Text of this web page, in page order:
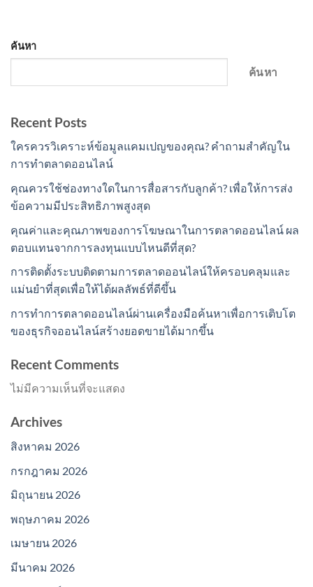
ค้นหา
ค้นหา
Recent Posts
ใครควรวิเคราะห์ข้อมูลแคมเปญของคุณ? คำถามสำคัญใน
การทำตลาดออนไลน์
คุณควรใช้ช่องทางใดในการสื่อสารกับลูกค้า? เพื่อให้การส่ง
ข้อความมีประสิทธิภาพสูงสุด
คุณค่าและคุณภาพของการโฆษณาในการตลาดออนไลน์ ผล
ตอบแทนจากการลงทุนแบบไหนดีที่สุด?
การติดตั้งระบบติดตามการตลาดออนไลน์ให้ครอบคลุมและ
แม่นยำที่สุดเพื่อให้ได้ผลลัพธ์ที่ดีขึ้น
การทำการตลาดออนไลน์ผ่านเครื่องมือค้นหาเพื่อการเติบโต
ของธุรกิจออนไลน์สร้างยอดขายได้มากขึ้น
Recent Comments
ไม่มีความเห็นที่จะแสดง
Archives
สิงหาคม 2026
กรกฎาคม 2026
มิถุนายน 2026
พฤษภาคม 2026
เมษายน 2026
มีนาคม 2026